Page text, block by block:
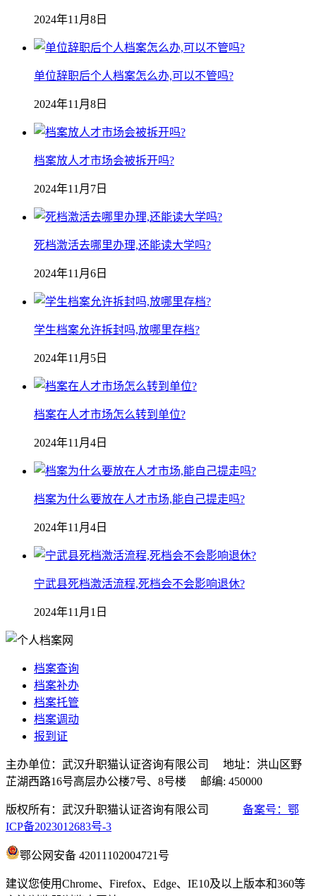
2024年11月8日
单位辞职后个人档案怎么办,可以不管吗?
2024年11月8日
档案放人才市场会被拆开吗?
2024年11月7日
死档激活去哪里办理,还能读大学吗?
2024年11月6日
学生档案允许拆封吗,放哪里存档?
2024年11月5日
档案在人才市场怎么转到单位?
2024年11月4日
档案为什么要放在人才市场,能自己提走吗?
2024年11月4日
宁武县死档激活流程,死档会不会影响退休?
2024年11月1日
档案查询
档案补办
档案托管
档案调动
报到证
主办单位：武汉升职猫认证咨询有限公司 地址：洪山区野
芷湖西路16号高层办公楼7号、8号楼 邮编: 450000
版权所有：武汉升职猫认证咨询有限公司 备案号：鄂
ICP备2023012683号-3
鄂公网安备 42011102004721号
建议您使用Chrome、Firefox、Edge、IE10及以上版本和360等